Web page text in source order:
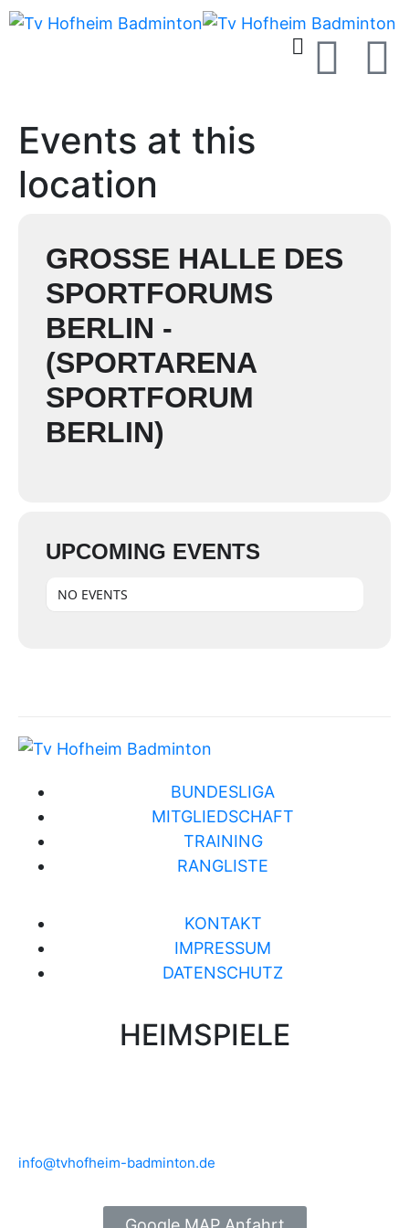
Events at this
location
GROSSE HALLE DES S
PORTFORUMS B
ERLIN -(
SPORTARENA S
PORTFORUM B
ERLIN)
UPCOMING EVENTS
NO EVENTS
BUNDESLIGA
MITGLIEDSCHAFT
TRAINING
RANGLISTE
KONTAKT
IMPRESSUM
DATENSCHUTZ
HEIMSPIELE
info@tvhofheim-badminton.de